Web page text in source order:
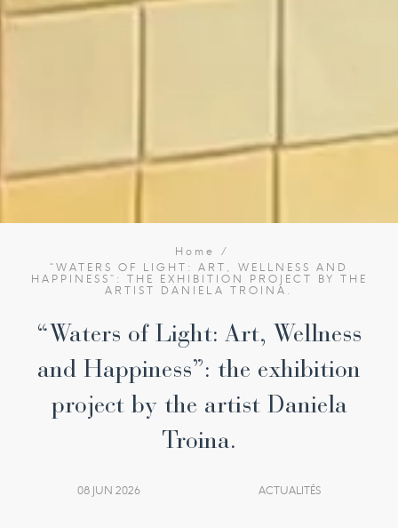
Home
“WATERS OF LIGHT: ART, WELLNESS AND
HAPPINESS”: THE EXHIBITION PROJECT BY THE
ARTIST DANIELA TROINA.
“Waters of Light: Art, Wellness
and Happiness”: the exhibition
project by the artist Daniela
Troina.
08 JUN 2026 ACTUALITÉS